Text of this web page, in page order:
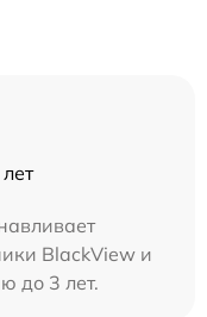
BlackView и
до 3 лет.